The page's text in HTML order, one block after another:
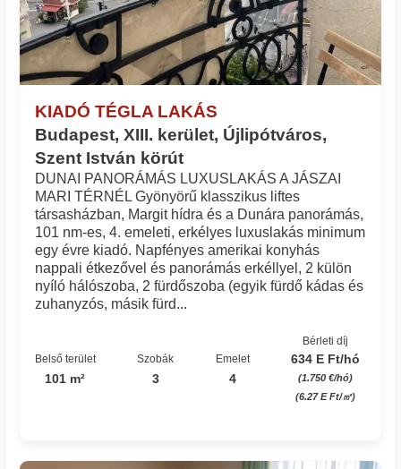
KIADÓ TÉGLA LAKÁS
Budapest, XIII. kerület, Újlipótváros,
Szent István körút
DUNAI PANORÁMÁS LUXUSLAKÁS A JÁSZAI
MARI TÉRNÉL Gyönyörű klasszikus liftes
társasházban, Margit hídra és a Dunára panorámás,
101 nm-es, 4. emeleti, erkélyes luxuslakás minimum
egy évre kiadó. Napfényes amerikai konyhás
nappali étkezővel és panorámás erkéllyel, 2 külön
nyíló hálószoba, 2 fürdőszoba (egyik fürdő kádas és
zuhanyzós, másik fürd...
Belső terület
101 m²
Szobák
3
Emelet
4
Bérleti díj
634 E Ft/hó
(1.750 €/hó)
(6.27 E Ft/㎡)